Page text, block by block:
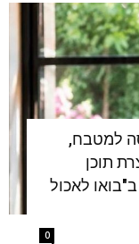
למטבח,
תוכן
לאכול
0